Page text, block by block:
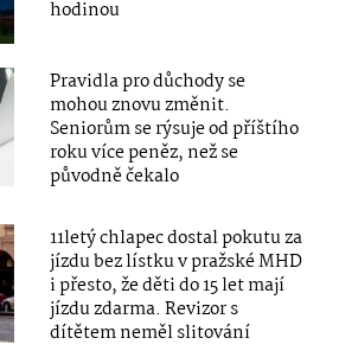
hodinou
Pravidla pro důchody se
mohou znovu změnit.
Seniorům se rýsuje od příštího
roku více peněz, než se
původně čekalo
11letý chlapec dostal pokutu za
jízdu bez lístku v pražské MHD
i přesto, že děti do 15 let mají
jízdu zdarma. Revizor s
dítětem neměl slitování